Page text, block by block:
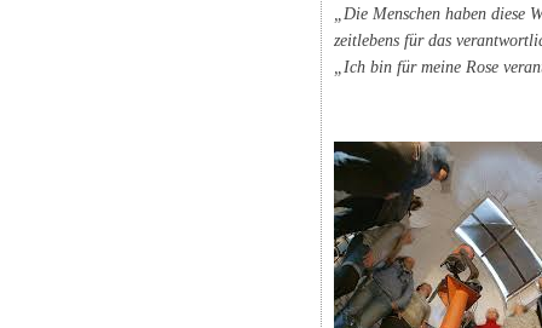
„Die Menschen haben diese
zeitlebens für das
„Ich bin für meine Rose